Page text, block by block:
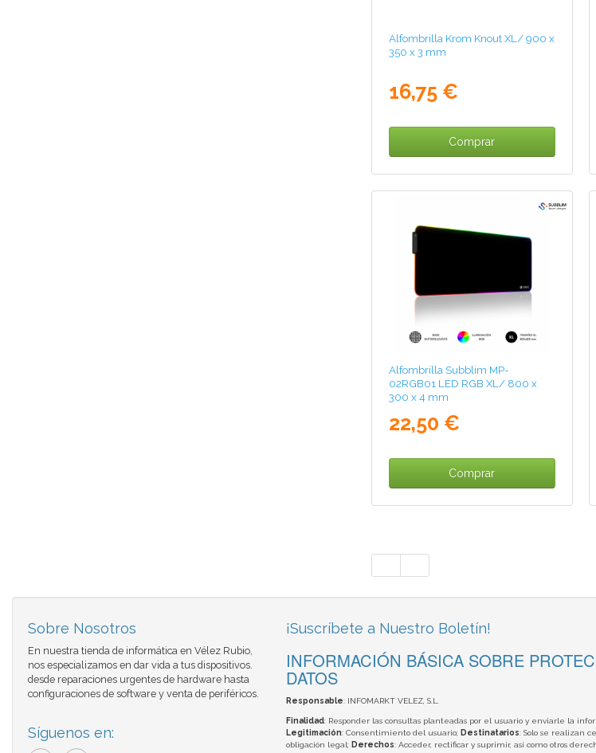
Alfombrilla Krom Knout XL/ 900 x
350 x 3 mm
16,75 €
Comprar
Alfombrilla Subblim MP-
02RGB01 LED RGB XL/ 800 x
300 x 4 mm
22,50 €
Comprar
Sobre Nosotros
En nuestra tienda de informática en Vélez Rubio,
nos especializamos en dar vida a tus dispositivos.
desde reparaciones urgentes de hardware hasta
configuraciones de software y venta de periféricos.
Síguenos en:
¡Suscríbete a Nuestro Boletín!
INFORMACIÓN BÁSICA SOBRE
DATOS
Responsable: INFOMARKT VELEZ, S.L.
Finalidad: Responder las consultas planteadas por el usuario y enviarle la
Legitimación: Consentimiento del usuario; Destinatarios: Solo se realizan
obligación legal; Derechos: Acceder, rectificar y suprimir, así como otros